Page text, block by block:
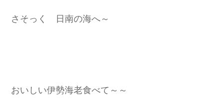
さそっく 日南の海へ～
おいしい伊勢海老食べて～～